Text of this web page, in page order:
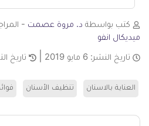
كتب بواسطة د. مروة عصمت -
ميديكال انفو
تاريخ النشر: 6 مايو 2019 تاريخ
العناية بالاسنان تنظيف الأسنان